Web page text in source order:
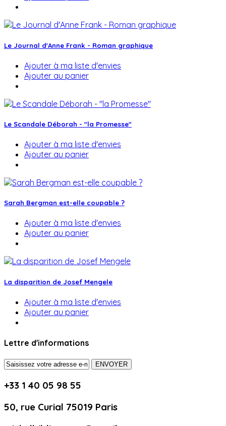
Le Journal d'Anne Frank - Roman graphique
Ajouter à ma liste d'envies
Ajouter au panier
Le Scandale Déborah - "la Promesse"
Ajouter à ma liste d'envies
Ajouter au panier
Sarah Bergman est-elle coupable ?
Ajouter à ma liste d'envies
Ajouter au panier
La disparition de Josef Mengele
Ajouter à ma liste d'envies
Ajouter au panier
Lettre d'informations
ENVOYER
+33 1 40 05 98 55
50, rue Curial 75019 Paris